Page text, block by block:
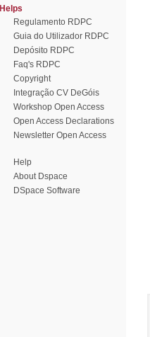
Helps
Regulamento RDPC
Guia do Utilizador RDPC
Depósito RDPC
Faq's RDPC
Copyright
Integração CV DeGóis
Workshop Open Access
Open Access Declarations
Newsletter Open Access
Help
About Dspace
DSpace Software